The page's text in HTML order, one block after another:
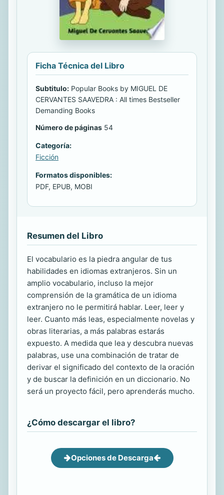
Ficha Técnica del Libro
Subtitulo: Popular Books by MIGUEL DE
CERVANTES SAAVEDRA : All times Bestseller
Demanding Books
Número de páginas 54
Categoría:
Ficción
Formatos disponibles:
PDF, EPUB, MOBI
Resumen del Libro
El vocabulario es la piedra angular de tus
habilidades en idiomas extranjeros. Sin un
amplio vocabulario, incluso la mejor
comprensión de la gramática de un idioma
extranjero no le permitirá hablar. Leer, leer y
leer. Cuanto más leas, especialmente novelas y
obras literarias, a más palabras estarás
expuesto. A medida que lea y descubra nuevas
palabras, use una combinación de tratar de
derivar el significado del contexto de la oración
y de buscar la definición en un diccionario. No
será un proyecto fácil, pero aprenderás mucho.
¿Cómo descargar el libro?
Opciones de Descarga